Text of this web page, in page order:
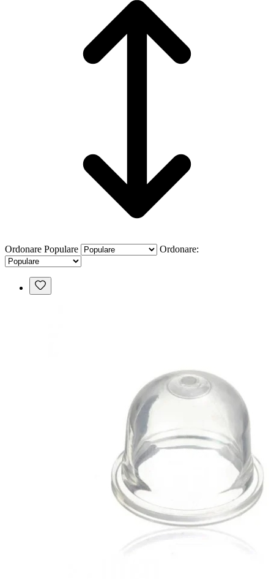
Ordonare Populare Ordonare: